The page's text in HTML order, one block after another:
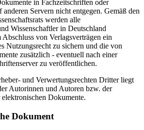
in Fachzeitschriften oder
Servern nicht entgegen. Gemäß den
werden alle
Wissenschaftler in Deutschland
von Verlagsverträgen ein
Nutzungsrecht zu sichern und die von
zusätzlich - eventuell nach einer
zu veröffentlichen.
und Verwertungsrechten Dritter liegt
Autorinnen und Autoren bzw. der
Dokumente.
Dokument